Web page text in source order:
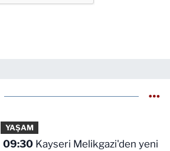
YAŞAM
09:30Kayseri Melikgazi'den yeni